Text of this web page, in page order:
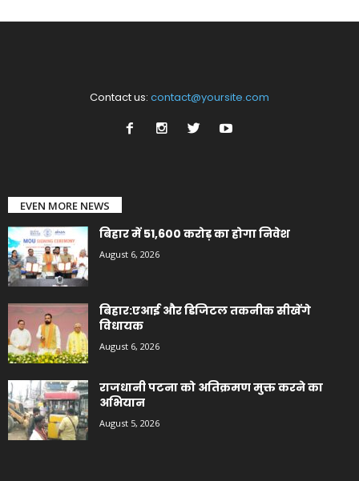
Contact us: contact@yoursite.com
EVEN MORE NEWS
बिहार में 51,600 करोड़ का होगा निवेश
August 6, 2026
बिहार:एआई और डिजिटल तकनीक सीखेंगे
विधायक
August 6, 2026
राजधानी पटना को अतिक्रमण मुक्त करने का
अभियान
August 5, 2026